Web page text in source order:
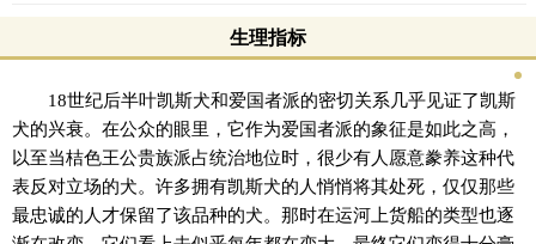
毛犬是他们精神的典范，它是一头国犬。
有关怎样命名了荷兰狮毛犬的历史相当模糊，但那时候它主要以
驳船犬而著称。这种犬在曾大量出现在莱茵河上的驳船或一些小
的货船上工作过无数年。荷兰狮毛犬在荷兰最受青睐的那些时候
这些船只很少超过200吨，因此这些船不可能容纳一头非常大的
犬。与用做驳船犬相比，大荷兰凯斯犬可能更多的还是用作宠物
生理指标
18世纪后半叶凯斯犬和爱国者派的密切关系几乎见证了凯斯
犬的兴衰。在公众的眼里，它作为爱国者派的象征是如此之高，
以至当桔色王公贵族派占统治地位时，很少有人愿意豢养这种代
表反对立场的犬。许多拥有凯斯犬的人悄悄将其处死，仅仅那些
最忠诚的人才保留了该品种的犬。那时在运河上货船的类型也逐